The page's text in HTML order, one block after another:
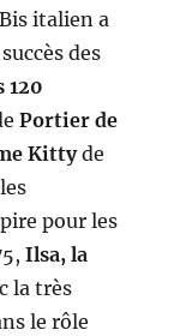
italien a
des
120
Portier de
Kittyde
pour les
Ilsa, la
la très
le rôle